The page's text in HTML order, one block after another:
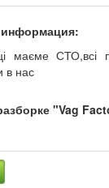
маєме СТО,всі
в нас
"Vag